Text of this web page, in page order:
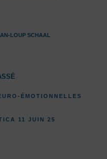
LOUP SCHAAL
ÉMOTIONNELLES
11 JUIN 25